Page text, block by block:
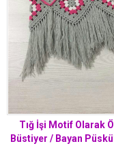
Tığ İşi Motif Olarak
Büstiyer / Bayan